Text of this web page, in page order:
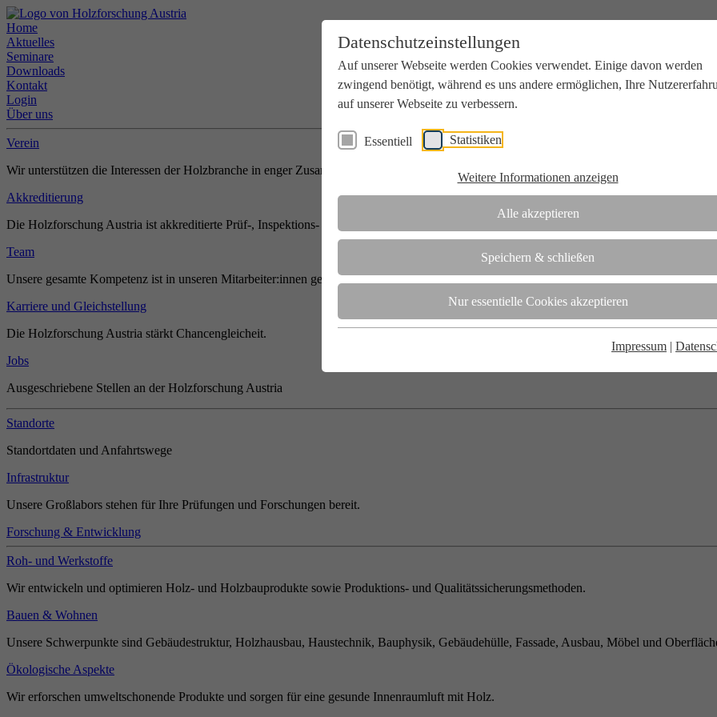
Datenschutzeinstellungen
Auf unserer Webseite werden Cookies verwendet. Einige davon werden
zwingend benötigt, während es uns andere ermöglichen, Ihre
auf unserer Webseite zu verbessern.
Essentiell Statistiken
Weitere Informationen anzeigen
Alle akzeptieren
Speichern & schließen
Nur essentielle Cookies akzeptieren
Impressum |
Home
Aktuelles
Seminare
Downloads
Kontakt
Login
Über uns
Verein
Wir unterstützen die Interessen der Holzbranche in enger Zusammenarbeit mit Wissenschaft und Wirtschaft.
Akkreditierung
Die Holzforschung Austria ist akkreditierte Prüf-, Inspektions- und Zertifizierungsstelle.
Team
Unsere gesamte Kompetenz ist in unseren Mitarbeiter:innen gebündelt
Karriere und Gleichstellung
Die Holzforschung Austria stärkt Chancengleicheit.
Jobs
Ausgeschriebene Stellen an der Holzforschung Austria
Standorte
Standortdaten und Anfahrtswege
Infrastruktur
Unsere Großlabors stehen für Ihre Prüfungen und Forschungen bereit.
Forschung & Entwicklung
Roh- und Werkstoffe
Wir entwickeln und optimieren Holz- und Holzbauprodukte sowie Produktions- und Qualitätssicherungsmethoden.
Bauen & Wohnen
Unsere Schwerpunkte sind Gebäudestruktur, Holzhausbau, Haustechnik, Bauphysik, Gebäudehülle, Fassade, Ausbau, Möbel und
Ökologische Aspekte
Wir erforschen umweltschonende Produkte und sorgen für eine gesunde Innenraumluft mit Holz.